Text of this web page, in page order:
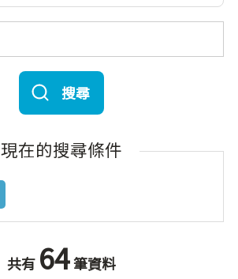
搜尋
現在的搜尋條件
共有 64筆資料